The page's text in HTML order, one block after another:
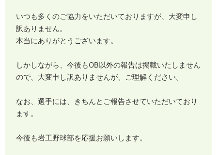
いつも多くのご協力をいただいておりますが、大変申し
訳ありません。
本当にありがとうございます。
しかしながら、今後もOB以外の報告は掲載いたしません
ので、大変申し訳ありませんが、ご理解ください。
なお、選手には、きちんとご報告させていただいており
ます。
今後も岩工野球部を応援お願いします。